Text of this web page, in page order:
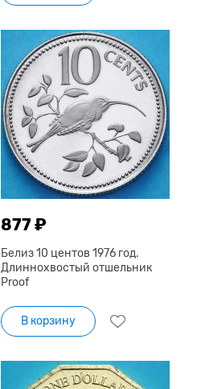
877 ₽
Белиз 10 центов 1976 год.
Длиннохвостый отшельник
Proof
В корзину